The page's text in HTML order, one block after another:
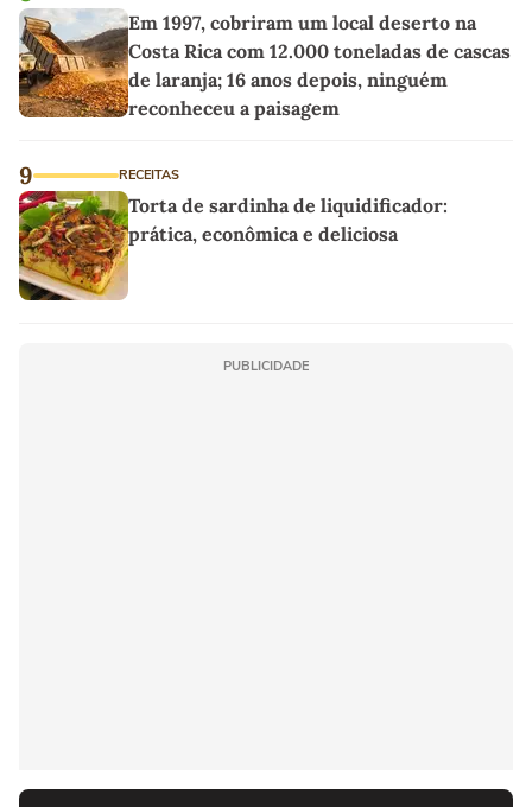
Em 1997, cobriram um local deserto na
Costa Rica com 12.000 toneladas de cascas
de laranja; 16 anos depois, ninguém
reconheceu a paisagem
9 RECEITAS
Torta de sardinha de liquidificador:
prática, econômica e deliciosa
PUBLICIDADE